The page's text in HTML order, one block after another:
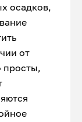
осадков,
от
просты,